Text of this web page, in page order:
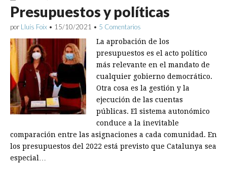
Presupuestos y políticas
por Lluís Foix • 15/10/2021 • 5 Comentarios
La aprobación de los
presupuestos es el acto político
más relevante en el mandato de
cualquier gobierno democrático.
Otra cosa es la gestión y la
ejecución de las cuentas
públicas. El sistema autonómico
conduce a la inevitable
comparación entre las asignaciones a cada comunidad. En
los presupuestos del 2022 está previsto que Catalunya sea
es­pecial…